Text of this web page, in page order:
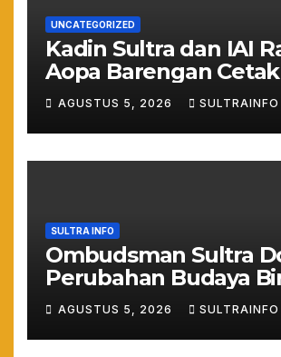
UNCATEGORIZED
Kadin Sultra dan IAI
Aopa Barengan Cetak
Siap Kerja dan
Muda
AGUSTUS 5, 2026 SULTRAINFO
SULTRA INFO
Ombudsman Sultra
Perubahan Budaya
Lewat Penilaian
Maladministrasi 2026
AGUSTUS 5, 2026 SULTRAINFO